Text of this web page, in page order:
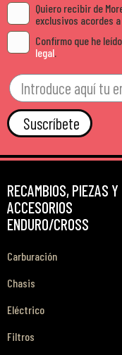
Quiero recibir de
exclusivos acordes
Confirmo que he
legal
Suscríbete
RECAMBIOS, PIEZAS Y
ACCESORIOS
ENDURO/CROSS
Carburación
Chasis
Eléctrico
Filtros